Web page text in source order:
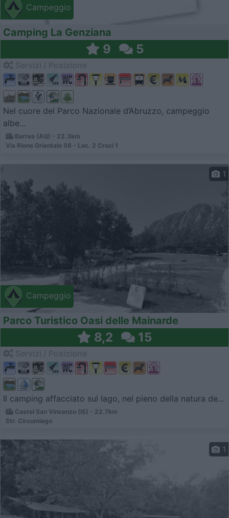
Campeggio
Camping La Genziana
9 5
Nel cuore del Parco Nazionale d’Abruzzo, campeggio
albe...
Barrea (AQ) - 22.3km
Via Rione Orientale 56 - Loc. 2 Croci 1
Campeggio
1
Parco Turistico Oasi delle Mainarde
8,2 15
Il camping affacciato sul lago, nel pieno della natura de...
Castel San Vincenzo (IS) - 22.7km
Str. Circumlago
1